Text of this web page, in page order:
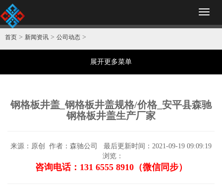
首页 > 新闻资讯 > 公司动态 >
展开更多菜单
钢格板井盖_钢格板井盖规格/价格_安平县森驰
钢格板井盖生产厂家
来源：原创 作者：森驰公司
最后更新时间：2021-09-19 09:09:19
浏览：
咨询电话：131 6555 8910（微信同步）